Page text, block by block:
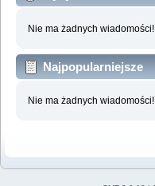
Nie ma żadnych wiadomości!
Najpopularniejsze
Nie ma żadnych wiadomości!